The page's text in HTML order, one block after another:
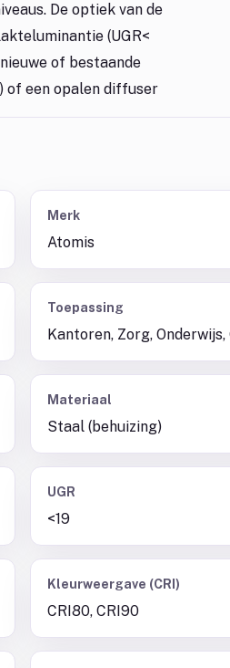
De optiek van de
(UGR<
of bestaande
of een opalen diffuser
Merk
Atomis
Toepassing
Kantoren, Zorg,
Materiaal
Staal (behuizing)
UGR
<19
Kleurweergave (CRI)
CRI80, CRI90